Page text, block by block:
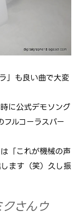
」も良い曲で大変
に公式デモソング
フルコーラスバー
「これが機械の声
ます（笑）久し振
さんウ